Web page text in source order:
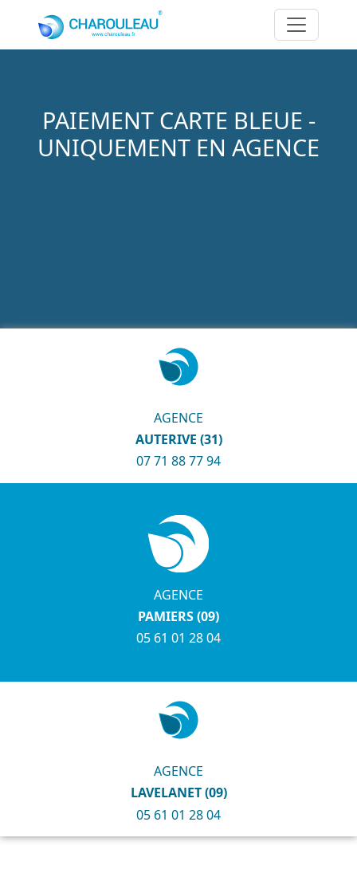
Aller au contenu principal
PAIEMENT CARTE BLEUE -
UNIQUEMENT EN AGENCE
AGENCE
AUTERIVE (31)
07 71 88 77 94
AGENCE
PAMIERS (09)
05 61 01 28 04
AGENCE
LAVELANET (09)
05 61 01 28 04